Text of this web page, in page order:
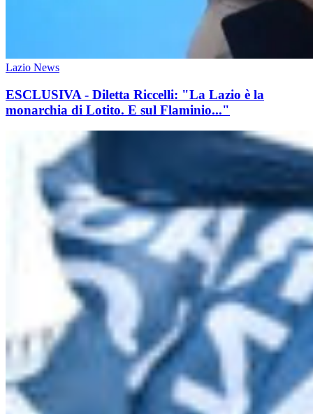
Lazio News
ESCLUSIVA - Diletta Riccelli: "La Lazio è la
monarchia di Lotito. E sul Flaminio..."